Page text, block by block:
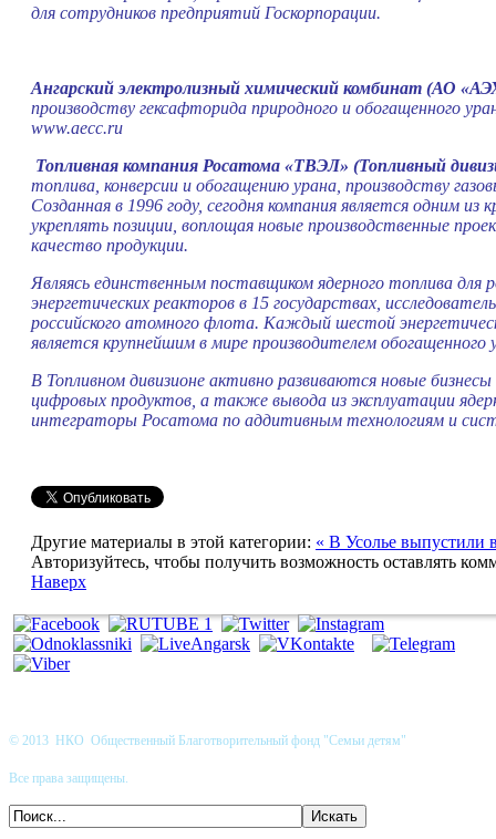
для сотрудников предприятий Госкорпорации.
Ангарский электролизный химический комбинат (АО
производству гексафторида природного и обогащенного
www.aecc.ru
Топливная компания Росатома «ТВЭЛ» (Топливный
топлива, конверсии и обогащению урана, производству
Созданная в 1996 году, сегодня компания является одним
укреплять позиции, воплощая новые производственные
качество продукции.
Являясь единственным поставщиком ядерного топлива
энергетических реакторов в 15 государствах,
российского атомного флота. Каждый шестой
является крупнейшим в мире производителем
В Топливном дивизионе активно развиваются новые
цифровых продуктов, а также вывода из эксплуатации
интеграторы Росатома по аддитивным технологиям и
Другие материалы в этой категории: « В Усолье выпустили
Авторизуйтесь, чтобы получить возможность оставлять
Наверх
© 2013 НКО Общественный Благотворительный фонд "Семьи детям"
Все права защищены.